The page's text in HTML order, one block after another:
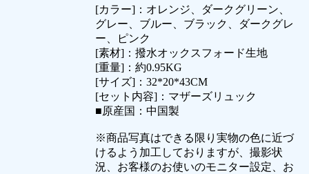
[カラー]：オレンジ、ダークグリーン、
グレー、ブルー、ブラック、ダークグレ
ー、ピンク
[素材]：撥水オックスフォード生地
[重量]：約0.95KG
[サイズ]：32*20*43CM
[セット内容]：マザーズリュック
■原産国：中国製
※商品写真はできる限り実物の色に近づ
けるよう加工しておりますが、撮影状
況、お客様のお使いのモニター設定、お